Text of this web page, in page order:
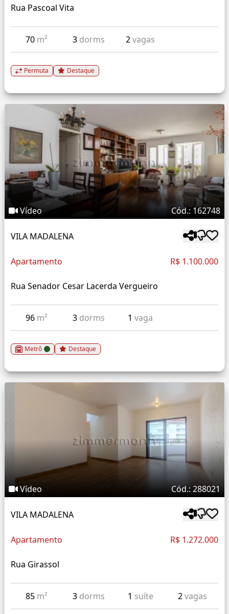
Rua Pascoal Vita
70 m² 3 dorms 2vagas
Permuta Destaque
Vídeo Cód.: 162748
VILA MADALENA
Apartamento R$ 1.100.000
Rua Senador Cesar Lacerda Vergueiro
96 m² 3 dorms 1vaga
Metrô Destaque
Vídeo Cód.: 288021
VILA MADALENA
Apartamento R$ 1.272.000
Rua Girassol
85 m² 3 dorms 1 suíte 2vagas